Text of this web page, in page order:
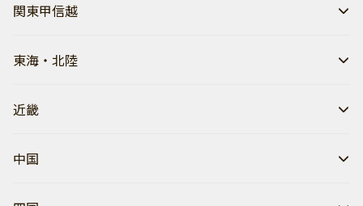
関東甲信越
東海・北陸
近畿
中国